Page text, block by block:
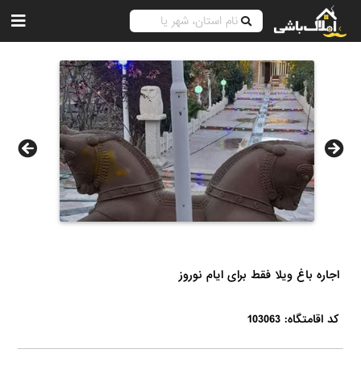
اجاره باغ ویلا فقط برای ایام نوروز
کد اقامتگاه: 103063